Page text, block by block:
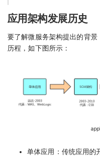
应用架构发展历史
要了解微服务架构提出的背
历程，如下图所示：
单体应用：传统应用的